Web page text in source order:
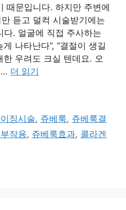
때문입니다. 하지만 주변에
듣고 덜컥 시술받기에는
다. 얼굴에 직접 주사하는
나타난다”, “결절이 생길
한 우려도 크실 텐데요. 오
… 더 읽기
징시술, 쥬베룩, 쥬베룩결
작용, 쥬베룩효과, 콜라겐